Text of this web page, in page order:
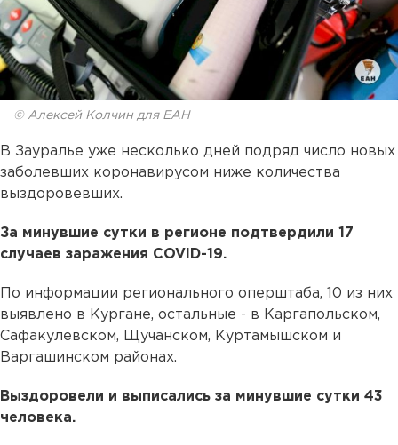
© Алексей Колчин для ЕАН
В Зауралье уже несколько дней подряд число новых
заболевших коронавирусом ниже количества
выздоровевших.
За минувшие сутки в регионе подтвердили 17
случаев заражения COVID-19.
По информации регионального оперштаба, 10 из них
выявлено в Кургане, остальные - в Каргапольском,
Сафакулевском, Щучанском, Куртамышском и
Варгашинском районах.
Выздоровели и выписались за минувшие сутки 43
человека.